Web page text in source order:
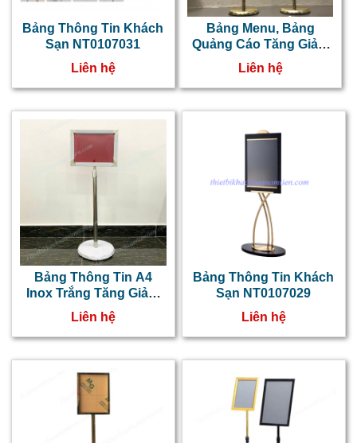
Bảng Thông Tin Khách
Sạn NT0107031
Liên hệ
Bảng Menu, Bảng
Quảng Cáo Tăng Giảm
Chiều Cao A3 Inox
Vàng
Liên hệ
Bảng Thông Tin A4
Inox Trắng Tăng Giảm
Chiều Cao NT0107061
Liên hệ
Bảng Thông Tin Khách
Sạn NT0107029
Liên hệ